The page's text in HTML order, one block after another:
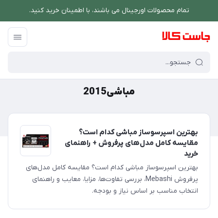
تمام محصولات اورجینال می باشند، با اطمینان خرید کنید.
فروشگاه اینترنتی جاست کالا
مباشی2015
بهترین اسپرسوساز مباشی کدام است؟
مقایسه کامل مدل‌های پرفروش + راهنمای
خرید
بهترین اسپرسوساز مباشی کدام است؟ مقایسه کامل مدل‌های
پرفروش Mebashi، بررسی تفاوت‌ها، مزایا، معایب و راهنمای
انتخاب مناسب بر اساس نیاز و بودجه.